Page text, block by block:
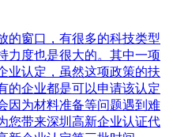
的窗口，有很多的科技类型
力度也是很大的。其中一项
业认定，虽然这项政策的扶
的企业都是可以申请该认定
因为材料准备等问题遇到难
您带来深圳高新企业认证代